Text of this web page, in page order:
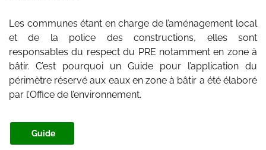
Les communes étant en charge de l’aménagement local
et de la police des constructions, elles sont
responsables du respect du PRE notamment en zone à
bâtir. C’est pourquoi un Guide pour l’application du
périmètre réservé aux eaux en zone à bâtir a été élaboré
par l’Office de l’environnement.
Guide